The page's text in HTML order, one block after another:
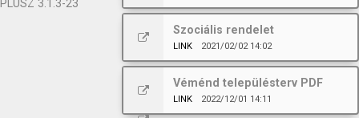
PLUSZ 3.1.3-23
Szociális rendelet
LINK 2021/02/02 14:02
Véménd településterv PDF
LINK 2022/12/01 14:11